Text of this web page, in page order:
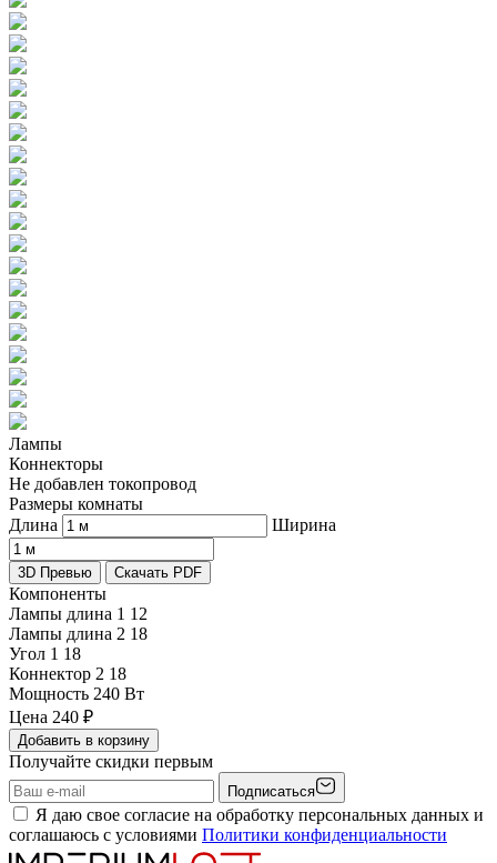
Лампы
Коннекторы
Не добавлен токопровод
Размеры комнаты
Длина
Ширина
3D Превью Скачать PDF
Компоненты
Лампы длина 1 12
Лампы длина 2 18
Угол 1 18
Коннектор 2 18
Мощность 240 Вт
Цена 240 ₽
Добавить в корзину
Получайте скидки первым
Подписаться
Я даю свое согласие на обработку персональных данных и
соглашаюсь с условиями Политики конфиденциальности